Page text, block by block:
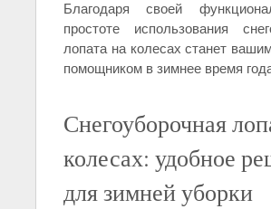
Благодаря своей
простоте использования
лопата на колесах станет
помощником в зимнее время
Снегоуборочная
колесах: удобное
для зимней уборки